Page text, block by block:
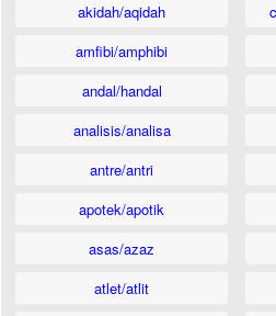
akidah/aqidah
amfibi/amphibi
andal/handal
analisis/analisa
antre/antri
apotek/apotik
asas/azaz
atlet/atlit